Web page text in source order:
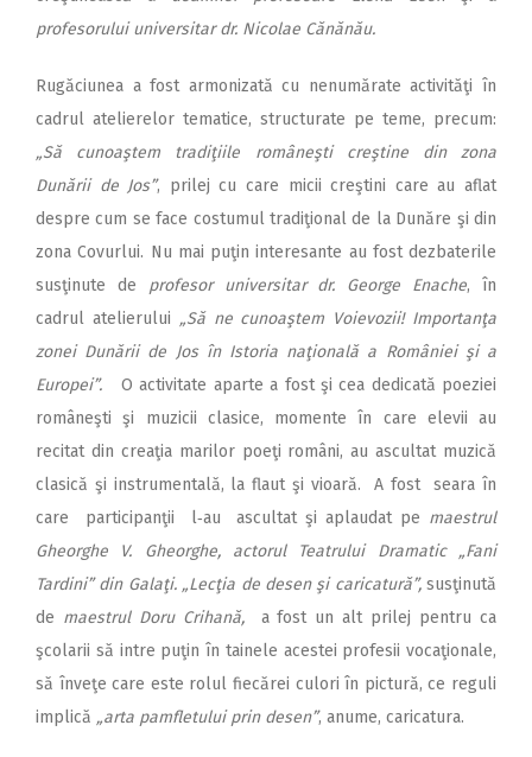
profesorului universitar dr. Nicolae Cănănău.
Rugăciunea a fost armonizată cu nenumărate activităţi în
cadrul atelierelor tematice, structurate pe teme, precum:
„Să cunoaştem tradiţiile româneşti creştine din zona
Dunării de Jos”, prilej cu care micii creştini care au aflat
despre cum se face costumul tradiţional de la Dunăre şi din
zona Covurlui. Nu mai puţin interesante au fost dezbaterile
susţinute de profesor universitar dr. George Enache, în
cadrul atelierului „Să ne cunoaştem Voievozii! Importanţa
zonei Dunării de Jos în Istoria naţională a României şi a
Europei”.
O activitate aparte a fost şi cea dedicată poeziei
româneşti şi mu­­zicii clasice, momente în care elevii au
recitat din creaţia marilor poeţi români, au ascultat muzică
clasică şi instrumentală, la flaut şi vioară. A fost seara în
care participanţii l‑au ascultat şi aplaudat pe maestrul
Gheor­ghe V. Gheorghe,
actorul Teatrului Dramatic „Fani
Tardini” din Galaţi. „Lecţia de desen şi caricatură”, susţinută
de maestrul Doru Crihană, a fost un alt prilej pentru ca
şcolarii să intre puţin în tainele acestei profesii vocaţionale,
să înveţe care este rolul fiecărei culori în pictură, ce reguli
im­plică „arta pamfletului prin desen”, anume, caricatura.